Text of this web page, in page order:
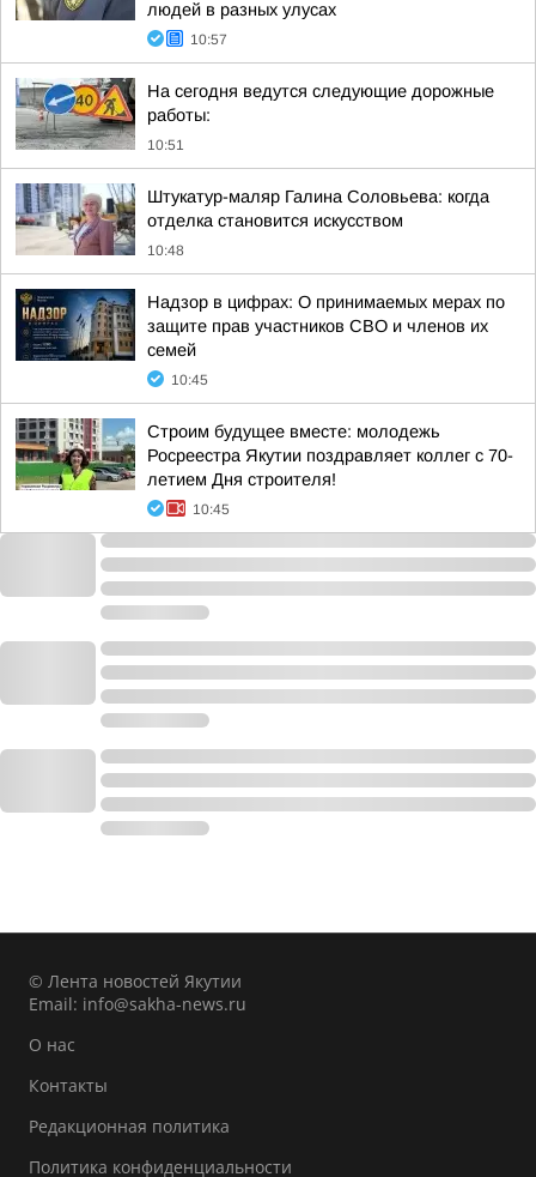
людей в разных улусах
10:57
На сегодня ведутся следующие дорожные
работы:
10:51
Штукатур-маляр Галина Соловьева: когда
отделка становится искусством
10:48
Надзор в цифрах: О принимаемых мерах по
защите прав участников СВО и членов их
семей
10:45
Строим будущее вместе: молодежь
Росреестра Якутии поздравляет коллег с 70-
летием Дня строителя!
10:45
© Лента новостей Якутии
Email: info@sakha-news.ru
О нас
Контакты
Редакционная политика
Политика конфиденциальности